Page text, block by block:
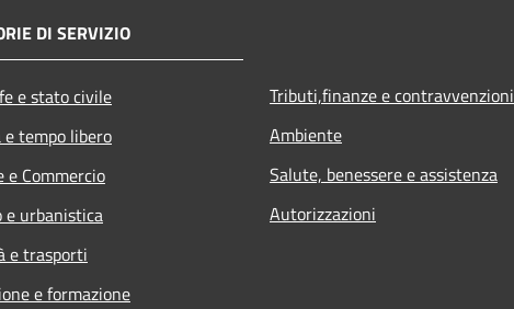
DI SERVIZIO
e stato civile
tempo libero
e Commercio
e urbanistica
e trasporti
e formazione
Tributi,finanze e contravvenzioni
Ambiente
Salute, benessere e assistenza
Autorizzazioni